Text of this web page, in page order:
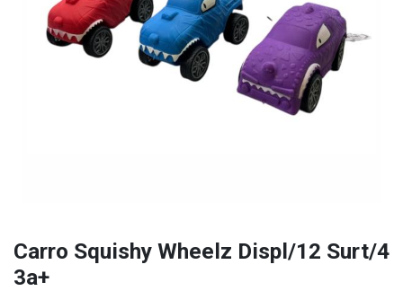
Carro Squishy Wheelz Displ/12 Surt/4
3a+